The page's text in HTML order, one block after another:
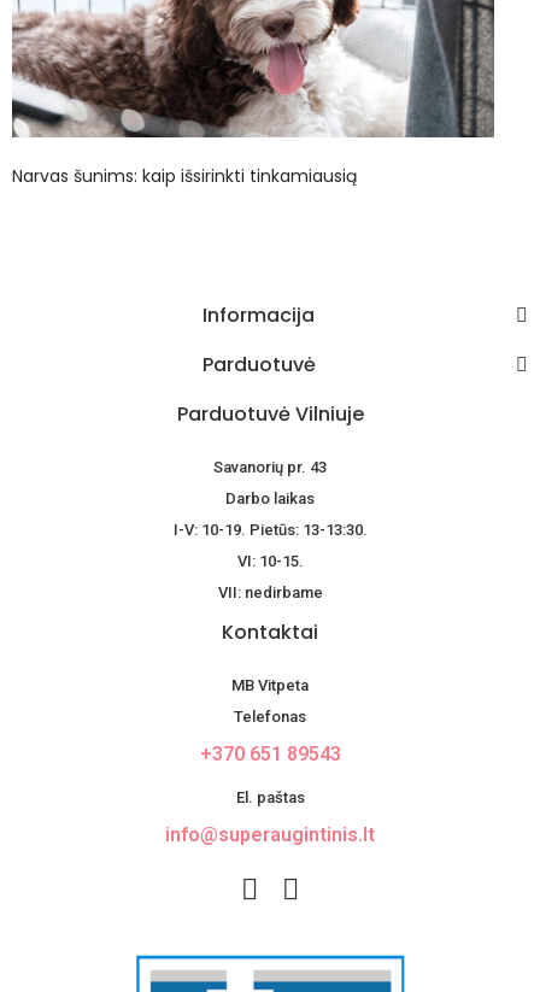
Narvas šunims: kaip išsirinkti tinkamiausią
Informacija
Parduotuvė
Parduotuvė Vilniuje
Savanorių pr. 43
Darbo laikas
I-V: 10-19. Pietūs: 13-13:30.
VI: 10-15.
VII: nedirbame
Kontaktai
MB Vitpeta
Telefonas
+370 651 89543
El. paštas
info@superaugintinis.lt